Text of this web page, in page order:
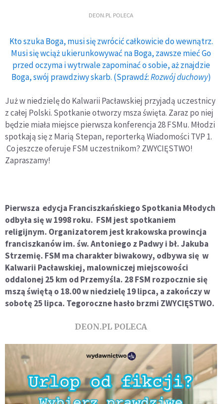
DEON.PL POLECA
Kto szuka Boga, musi się zwrócić całkowicie do wewnątrz.
Musi się wciąż ukierunkowywać na Boga, zawsze mieć Go
przed oczyma i wytrwale zapominać o sobie, aż znajdzie
Boga, swój prawdziwy skarb. (Sprawdź:Rozwój duchowy)
Już w niedzielę do Kalwarii Pacławskiej przyjadą uczestnicy
z całej Polski. Spotkanie otworzy msza święta. Zaraz po niej
będzie miała miejsce pierwsza konferencja 28 FSMu. Młodzi
spotkają się z Marią Stepan, reporterką Wiadomości TVP 1.
Co jeszcze oferuje FSM uczestnikom? ZWYCIĘSTWO!
Zapraszamy!
Pierwsza edycja Franciszkańskiego Spotkania Młodych
odbyła się w 1998 roku. FSM jest spotkaniem
religijnym. Organizatorem jest krakowska prowincja
franciszkanów im. św. Antoniego z Padwy i bł. Jakuba
Strzemię. FSM ma charakter biwakowy, odbywa się w
Kalwarii Pacławskiej, malowniczej miejscowości
oddalonej 25 km od Przemyśla. 28 FSM rozpocznie się
msząświętą o 18.00 w niedzielę19 lipca, a zakończy w
sobotę25 lipca. Tegoroczne hasło brzmi ZWYCIĘSTWO.
DEON.PL POLECA